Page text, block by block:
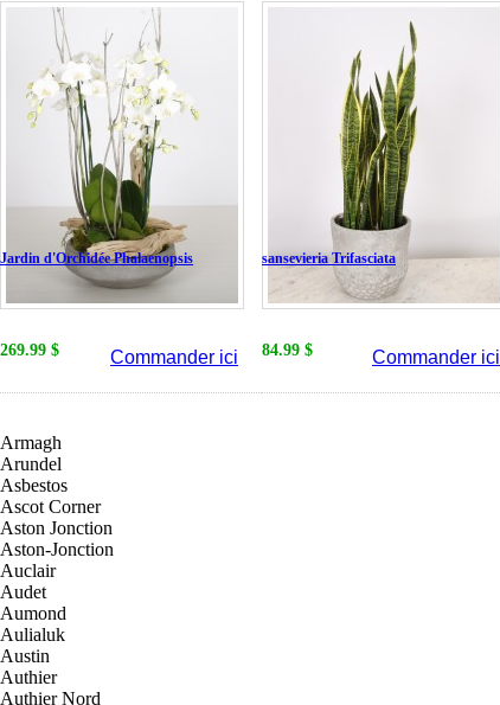
Jardin d'Orchidée Phalaenopsis
269.99 $ Commander ici
sansevieria Trifasciata
84.99 $ Commander ici
Armagh
Arundel
Asbestos
Ascot Corner
Aston Jonction
Aston-Jonction
Auclair
Audet
Aumond
Aulialuk
Austin
Authier
Authier Nord